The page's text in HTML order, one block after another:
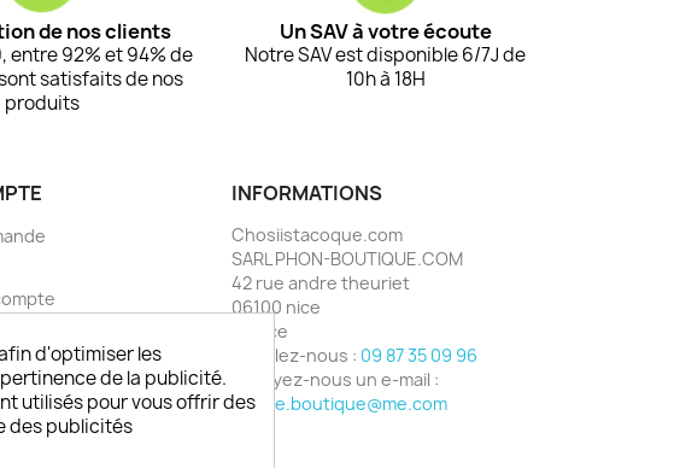
de nos clients
entre 92% et 94% de
satisfaits de nos
produits
Un SAV à votre écoute
Notre SAV est disponible 6/7J de
10h à 18H
INFORMATIONS
Chosiistacoque.com
SARL PHON-BOUTIQUE.COM
42 rue andre theuriet
06100 nice
France
Appelez-nous : 09 87 35 09 96
Envoyez-nous un e-mail :
phone.boutique@me.com
d'optimiser les
de la publicité.
utilisés pour vous offrir des
des publicités